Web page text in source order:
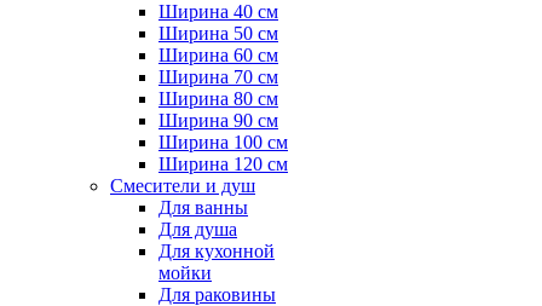
Ширина 40 см
Ширина 50 см
Ширина 60 см
Ширина 70 см
Ширина 80 см
Ширина 90 см
Ширина 100 см
Ширина 120 см
Смесители и душ
Для ванны
Для душа
Для кухонной
мойки
Для раковины